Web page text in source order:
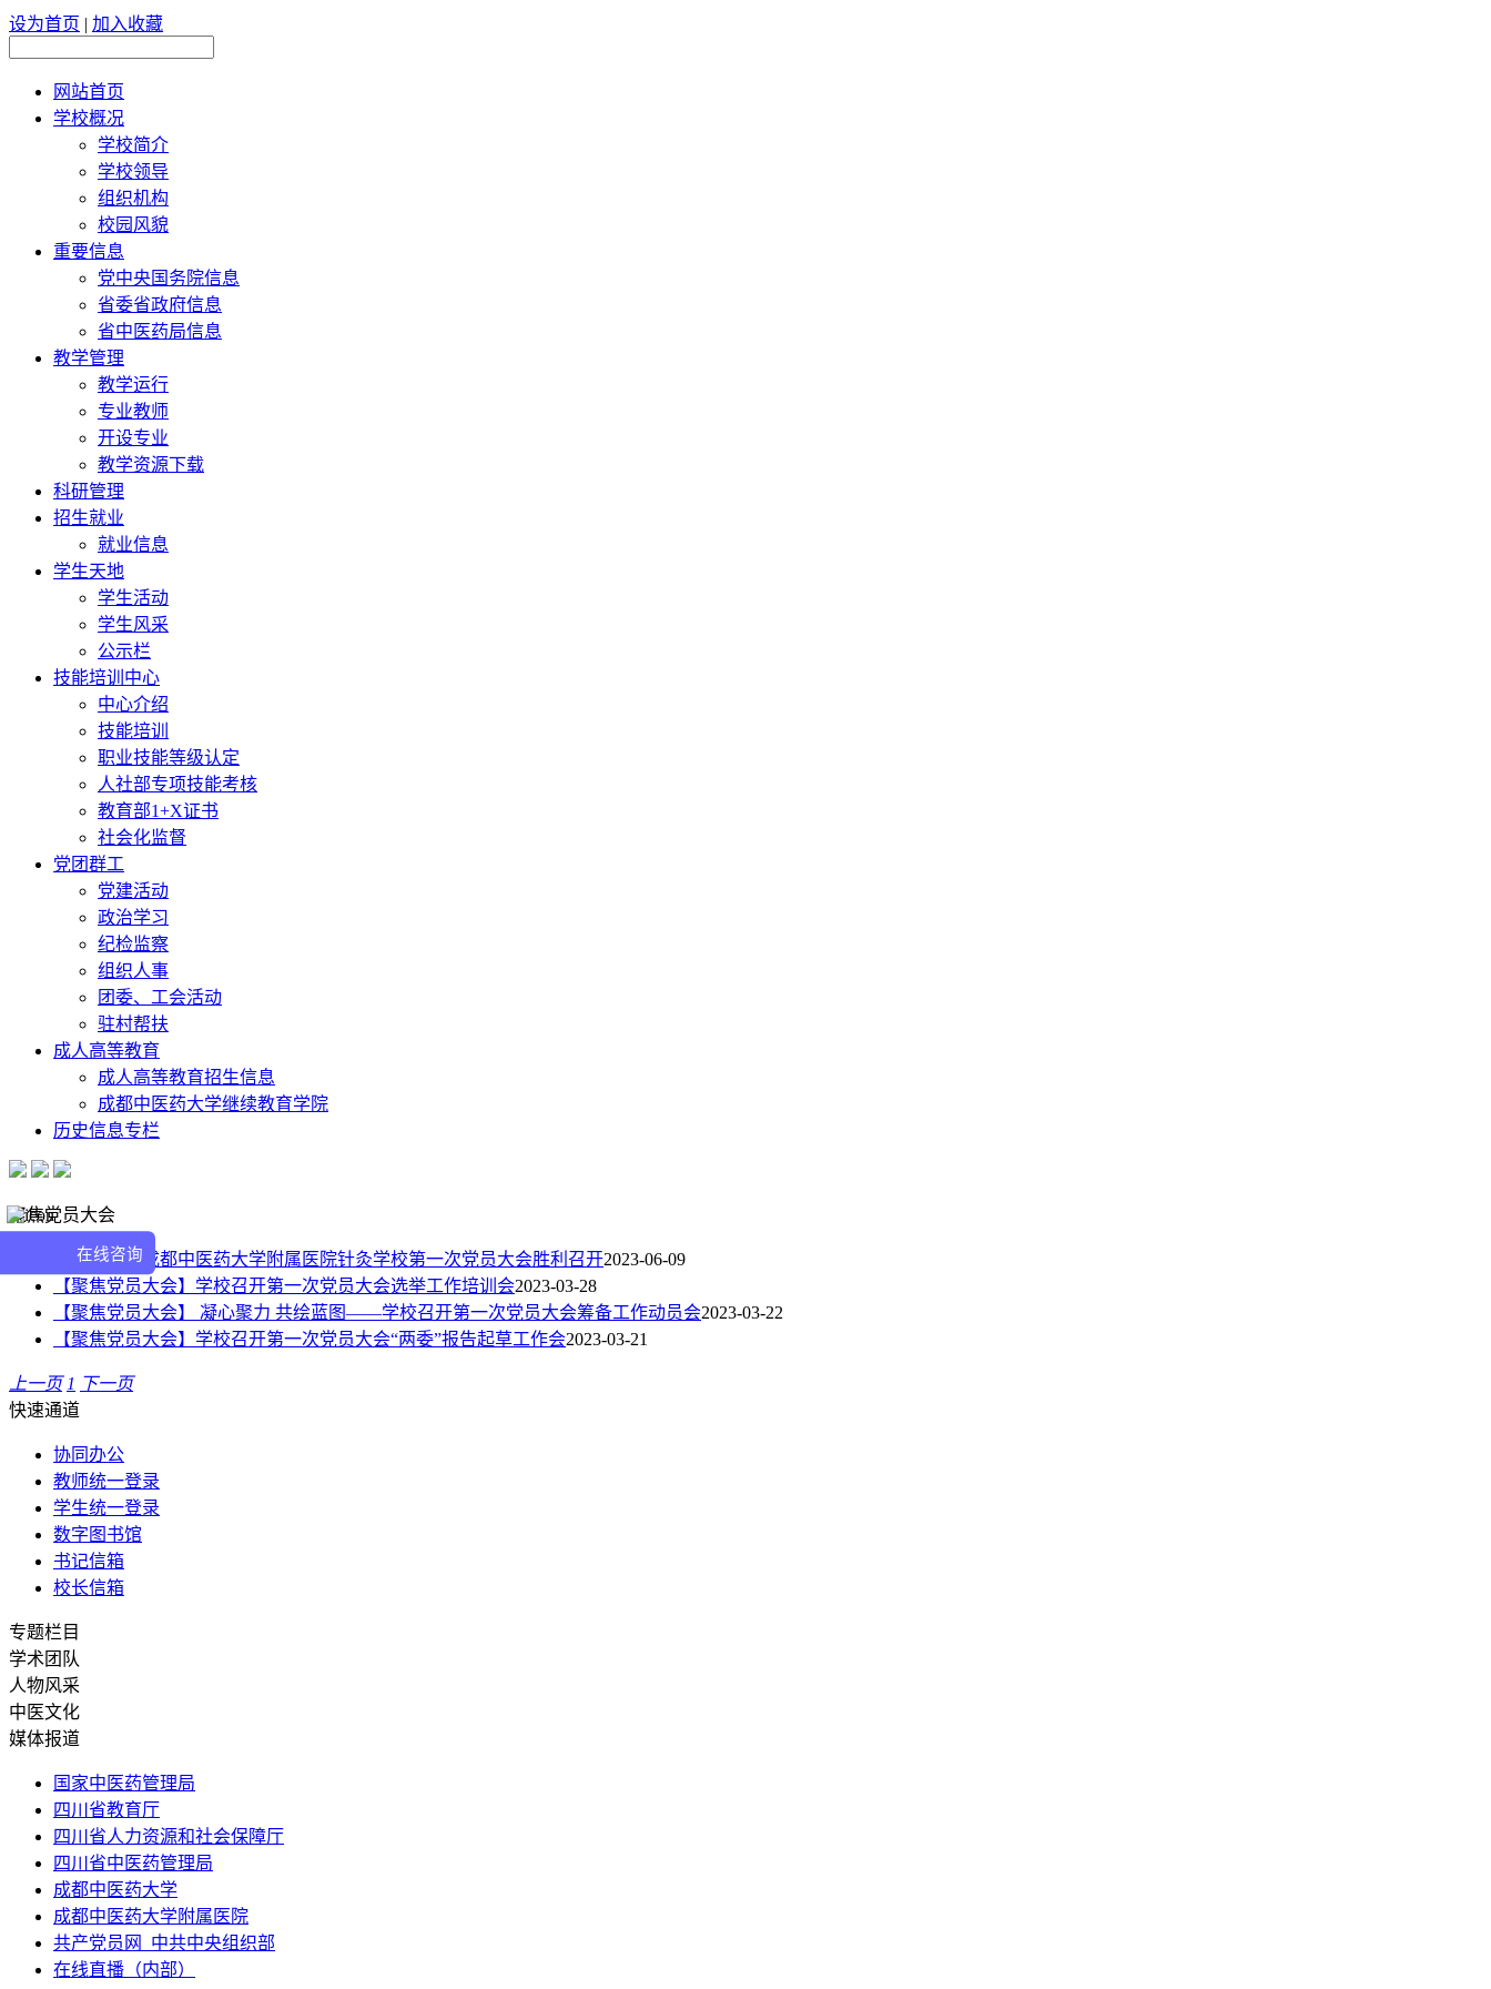
设为首页 | 加入收藏
网站首页
学校概况
学校简介
学校领导
组织机构
校园风貌
重要信息
党中央国务院信息
省委省政府信息
省中医药局信息
教学管理
教学运行
专业教师
开设专业
教学资源下载
科研管理
招生就业
就业信息
学生天地
学生活动
学生风采
公示栏
技能培训中心
中心介绍
技能培训
职业技能等级认定
人社部专项技能考核
教育部1+X证书
社会化监督
党团群工
党建活动
政治学习
纪检监察
组织人事
团委、工会活动
驻村帮扶
成人高等教育
成人高等教育招生信息
成都中医药大学继续教育学院
历史信息专栏
聚焦党员大会
中国共产党成都中医药大学附属医院针灸学校第一次党员大会胜利召开2023-06-09
【聚焦党员大会】学校召开第一次党员大会选举工作培训会2023-03-28
【聚焦党员大会】 凝心聚力 共绘蓝图——学校召开第一次党员大会筹备工作动员会2023-03-22
【聚焦党员大会】学校召开第一次党员大会“两委”报告起草工作会2023-03-21
上一页 1 下一页
快速通道
协同办公
教师统一登录
学生统一登录
数字图书馆
书记信箱
校长信箱
专题栏目
学术团队
人物风采
中医文化
媒体报道
国家中医药管理局
四川省教育厅
四川省人力资源和社会保障厅
四川省中医药管理局
成都中医药大学
成都中医药大学附属医院
共产党员网_中共中央组织部
在线直播（内部）
在线咨询